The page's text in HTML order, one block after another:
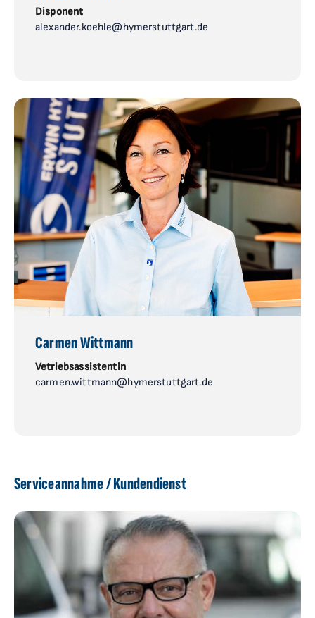
Disponent
alexander.koehle@hymerstuttgart.de
Carmen Wittmann
Vetriebsassistentin
carmen.wittmann@hymerstuttgart.de
Serviceannahme / Kundendienst